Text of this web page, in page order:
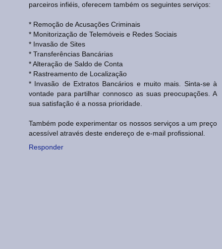
parceiros infiéis, oferecem também os seguintes serviços:
* Remoção de Acusações Criminais
* Monitorização de Telemóveis e Redes Sociais
* Invasão de Sites
* Transferências Bancárias
* Alteração de Saldo de Conta
* Rastreamento de Localização
* Invasão de Extratos Bancários e muito mais. Sinta-se à
vontade para partilhar connosco as suas preocupações. A
sua satisfação é a nossa prioridade.
Também pode experimentar os nossos serviços a um preço
acessível através deste endereço de e-mail profissional.
Responder